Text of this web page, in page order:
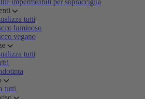
impermeabili per sopracciglia
tutti
luminoso
vegano
tutti
tutti